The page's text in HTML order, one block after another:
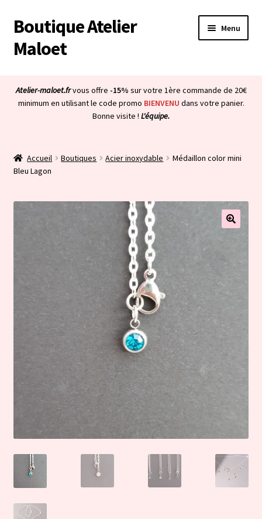
Aller
à
la
Aller
au
contenu
Boutique Atelier
Maloet
Menu
Boutique
Ouvrir
menu
À propos & CGV
Ouvrir
enfant
Blog
le
menu
enfant
Atelier-maloet.frvous offre -15% sur votre 1ère commande de 20€
minimum en utilisant le code promo BIENVENU dans votre panier.
Bonne visite ! L'équipe.
Accueil Boutiques Acier inoxydable
Médaillon color mini
Bleu Lagon